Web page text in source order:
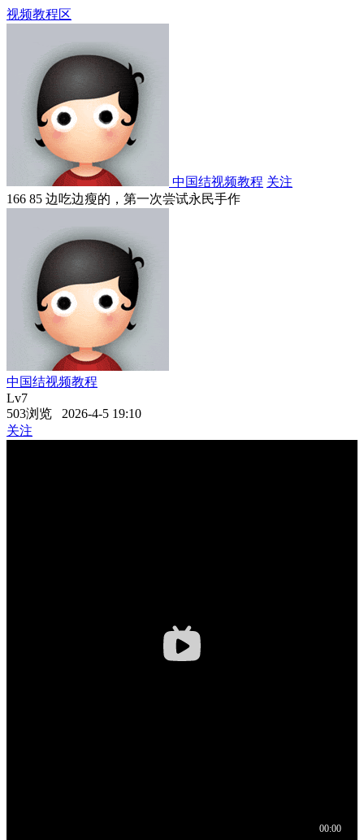
视频教程区
中国结视频教程 关注
166 85 边吃边瘦的，第一次尝试永民手作
中国结视频教程
Lv7
503浏览 2026-4-5 19:10
关注